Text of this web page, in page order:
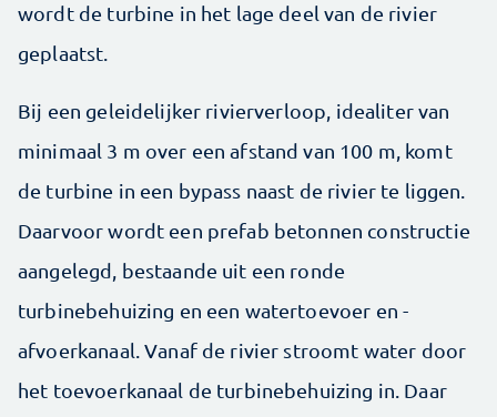
wordt de turbine in het lage deel van de rivier
geplaatst.
Bij een geleidelijker rivierverloop, idealiter van
minimaal 3 m over een afstand van 100 m, komt
de turbine in een bypass naast de rivier te liggen.
Daarvoor wordt een prefab ­betonnen constructie
aangelegd, bestaande uit een ronde
turbinebehuizing en een watertoevoer en -
afvoerkanaal. ­Vanaf de rivier stroomt water door
het toevoer­kanaal de turbinebehuizing in. Daar